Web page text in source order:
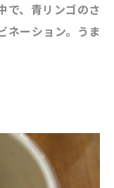
で、青リンゴのさ
ネーション。うま